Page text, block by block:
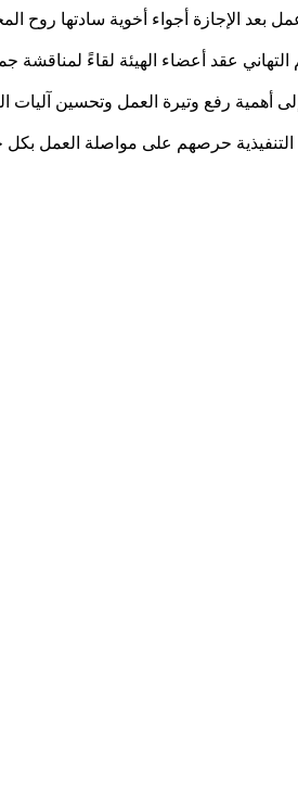
بعد الإجازة أجواء أخوية سادتها روح
عقد أعضاء الهيئة لقاءً لمناقشة
أهمية رفع وتيرة العمل وتحسين آليات
التنفيذية حرصهم على مواصلة العمل